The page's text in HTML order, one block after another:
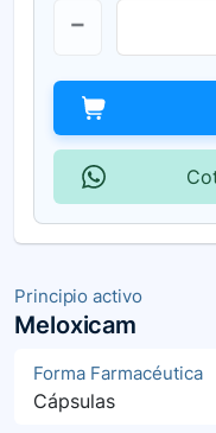
Principio activo
Meloxicam
Forma Farmacéutica
Cápsulas